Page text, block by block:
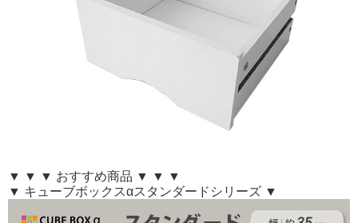
▼ ▼ ▼ おすすめ商品 ▼ ▼ ▼
▼ キューブボックスαスタンダードシリーズ ▼